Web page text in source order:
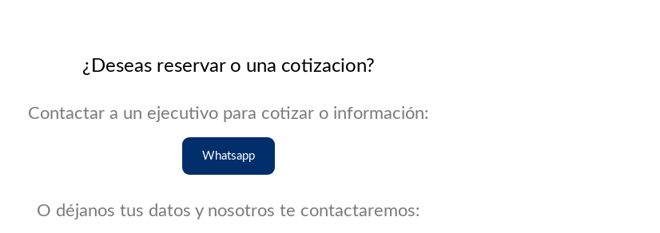
¿Deseas reservar o una cotizacion?
Contactar a un ejecutivo para cotizar o información:
Whatsapp
O déjanos tus datos y nosotros te contactaremos: